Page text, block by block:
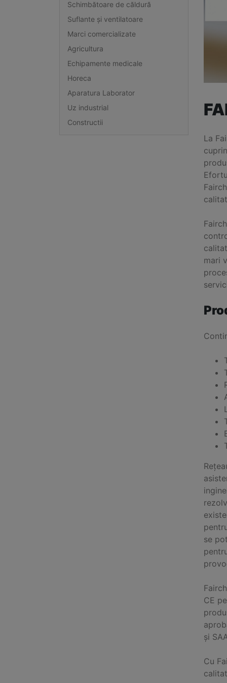
Schimbătoare de căldură
Suflante și ventilatoare
Marci comercializate
Agricultura
Echipamente medicale
Horeca
Aparatura Laborator
Uz industrial
Constructii
La
mari
se
CE
și
Cu